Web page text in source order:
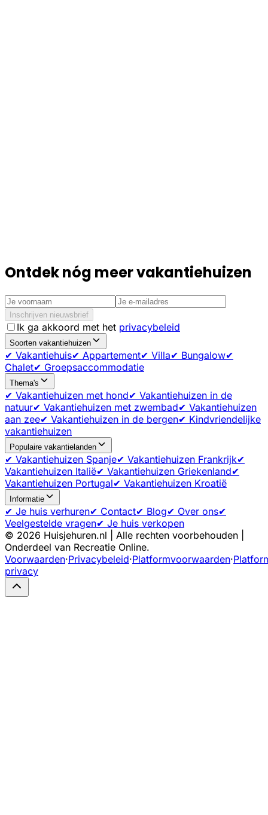
Ontdek nóg meer vakantiehuizen
Inschrijven nieuwsbrief
Ik ga akkoord met het privacybeleid
Soorten vakantiehuizen
✔ Vakantiehuis✔ Appartement✔ Villa✔ Bungalow✔
Chalet✔ Groepsaccommodatie
Thema's
✔ Vakantiehuizen met hond✔ Vakantiehuizen in de
natuur✔ Vakantiehuizen met zwembad✔ Vakantiehuizen
aan zee✔ Vakantiehuizen in de bergen✔ Kindvriendelijke
vakantiehuizen
Populaire vakantielanden
✔ Vakantiehuizen Spanje✔ Vakantiehuizen Frankrijk✔
Vakantiehuizen Italië✔ Vakantiehuizen Griekenland✔
Vakantiehuizen Portugal✔ Vakantiehuizen Kroatië
Informatie
✔ Je huis verhuren✔ Contact✔ Blog✔ Over ons✔
Veelgestelde vragen✔ Je huis verkopen
© 2026 Huisjehuren.nl | Alle rechten voorbehouden |
Onderdeel van Recreatie Online.
Voorwaarden·Privacybeleid·Platformvoorwaarden·
privacy